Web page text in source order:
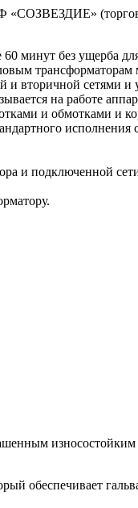
минут без ущерба
вторичной сетями и
на работе
и обмотками и
и подключенной
обеспечивает